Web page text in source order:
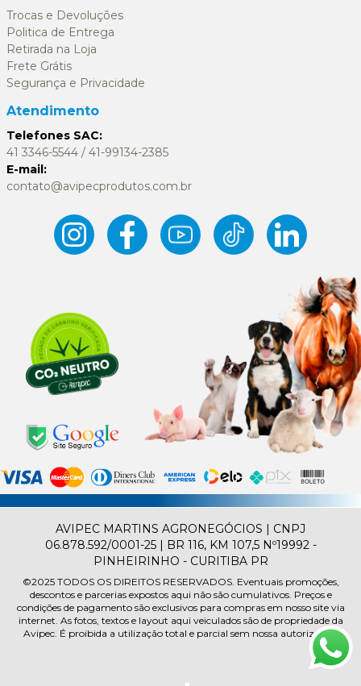
Trocas e Devoluções
Politica de Entrega
Retirada na Loja
Frete Grátis
Segurança e Privacidade
Atendimento
Telefones SAC:
41 3346-5544 / 41-99134-2385
E-mail:
contato@avipecprodutos.com.br
AVIPEC MARTINS AGRONEGÓCIOS | CNPJ
06.878.592/0001-25 | BR 116, KM 107,5 Nº19992 -
PINHEIRINHO - CURITIBA PR
©2025 TODOS OS DIREITOS RESERVADOS. Eventuais promoções,
descontos e parcerias expostos aqui não são cumulativos. Preços e
condições de pagamento são exclusivos para compras em nosso site via
internet. As fotos, textos e layout aqui veiculados são de propriedade da
Avipec. É proibida a utilização total e parcial sem nossa autorização.